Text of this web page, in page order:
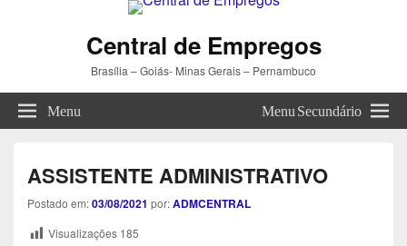
Central de Empregos
Brasília – Goiás- Minas Gerais – Pernambuco
Menu Menu Secundário
ASSISTENTE ADMINISTRATIVO
Postado em:03/08/2021 por:ADMCENTRAL
Visualizações 185